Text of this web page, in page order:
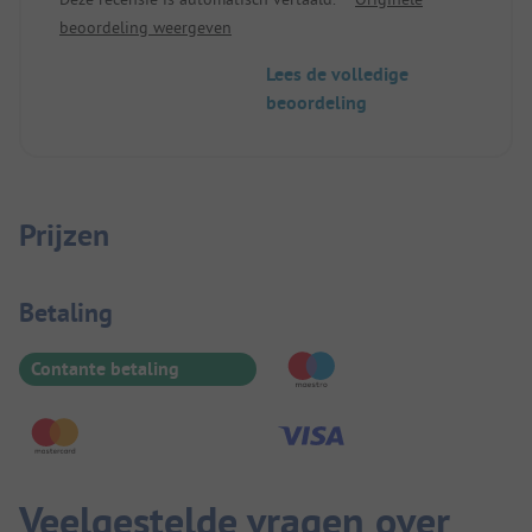
loopafstand.
beoordeling weergeven
Lees de volledige
beoordeling
Prijzen
Betaalinformatie
Betaling
Contante betaling
Veelgestelde vragen over